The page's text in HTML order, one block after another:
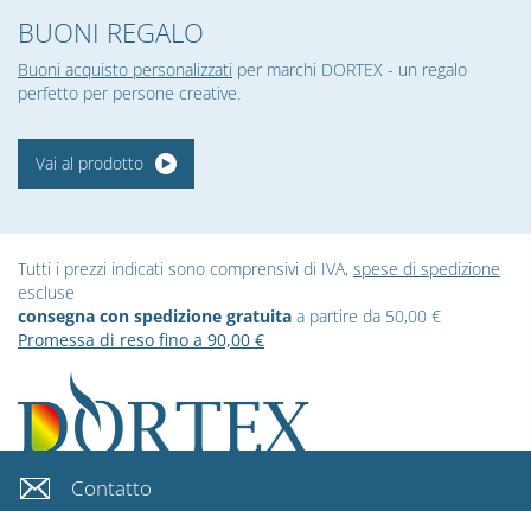
BUONI REGALO
Buoni acquisto personalizzati per marchi DORTEX - un regalo
perfetto per persone creative.
Vai al prodotto
Tutti i prezzi indicati sono comprensivi di IVA, spese di spedizione
escluse
consegna con spedizione gratuita a partire da 50,00 €
Promessa di reso fino a 90,00 €
Contatto